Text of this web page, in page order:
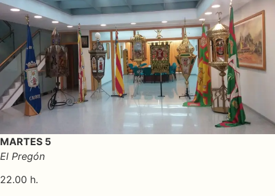
MARTES 5
El Pregón
22.00 h.